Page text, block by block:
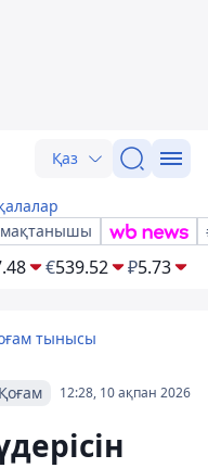
Қаз
мақтанышы
€539.52 ₽5.73
тынысы
12:28, 10 ақпан 2026
Қоғам